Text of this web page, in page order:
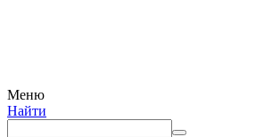
Меню
Найти